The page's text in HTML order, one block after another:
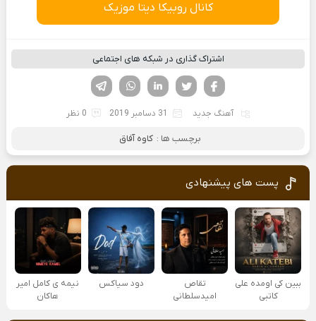
کانال روبیکا دیتا موزیک
اشتراک گذاری در شبکه های اجتماعی
لینکدین تویتر
فیسوک
آهنگ جدید 31 دسامبر 2019 0 نظر
برچسب ها : کاوه آفاق
پست های پیشنهادی
ببین کی اومده علی
کاتبی
تقاص
امیدسلطانی
دود سیاکس
نیمه ی کامل امیر
هاکان